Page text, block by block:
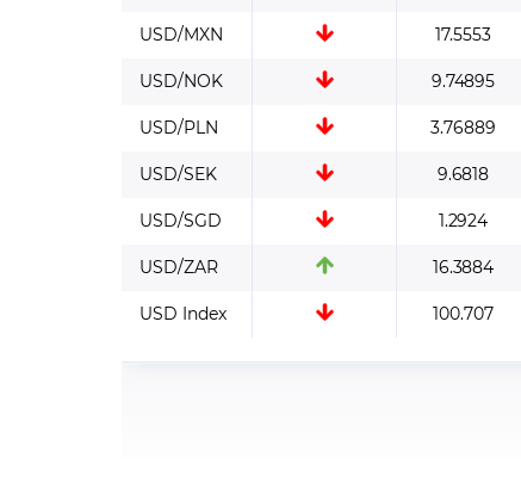
USD/MXN 17.5553
USD/NOK 9.74895
USD/PLN 3.76889
USD/SEK 9.6818
USD/SGD 1.2924
USD/ZAR 16.3884
USD Index 100.707